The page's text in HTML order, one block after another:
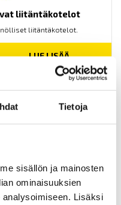
Tietoja
sisällön ja mainosten
ominaisuuksien
Lisäksi
liitäntäkotelot
liitäntäkotelot.
LUE LISÄÄ
kaapelikengillä